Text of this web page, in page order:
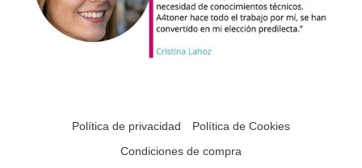
Política de privacidad
Política de Cookies
Condiciones de compra